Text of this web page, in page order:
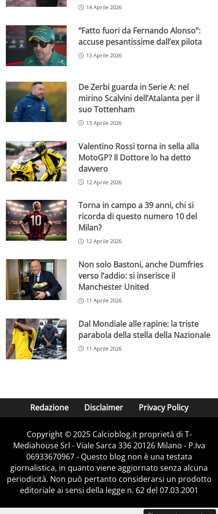
14 Aprile 2026
“Fatto fuori da Fernando Alonso”:
accuse pesantissime dall’ex pilota
13 Aprile 2026
De Zerbi guarda in Serie A: nel
mirino Scalvini dell’Atalanta per il
suo Tottenham
13 Aprile 2026
Valentino Rossi torna in sella alla
MotoGP? Il Dottore lo ha detto
davvero
12 Aprile 2026
Torna in campo a 39 anni, chi si
ricorda di questo numero 10 del
Milan?
12 Aprile 2026
Non solo Bastoni, anche Dumfries
verso l’addio: si inserisce il
Manchester United
11 Aprile 2026
Dal Mondiale alle rapine: la triste
parabola della stella della Nazionale
11 Aprile 2026
Redazione Disclaimer Privacy Policy
Copyright © 2025 Calcioblog.it proprietà di T-
Mediahouse Srl - Viale Sarca 336 20126 Milano - P.Iva
06933670967 - Questo blog non è una testata
giornalistica, in quanto viene aggiornato senza alcuna
periodicità. Non può pertanto considerarsi un prodotto
editoriale ai sensi della legge n. 62 del 07.03.2001